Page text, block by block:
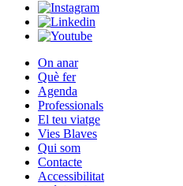
On anar
Què fer
Agenda
Professionals
El teu viatge
Vies Blaves
Qui som
Contacte
Accessibilitat